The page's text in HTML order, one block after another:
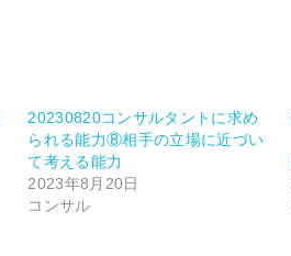
20230820コンサルタントに求め
られる能力⑧相手の立場に近づい
て考える能力
2023年8月20日
コンサル